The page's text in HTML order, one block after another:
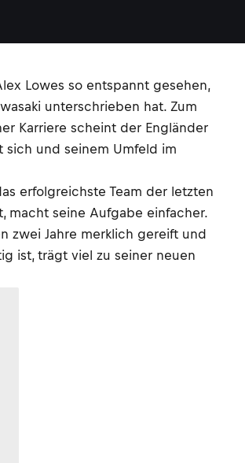
Lowes so entspannt gesehen,
unterschrieben hat. Zum
Karriere scheint der Engländer
sich und seinem Umfeld im
erfolgreichste Team der letzten
macht seine Aufgabe einfacher.
zwei Jahre merklich gereift und
ist, trägt viel zu seiner neuen